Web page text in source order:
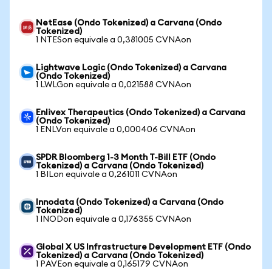
NetEase (Ondo Tokenized) a Carvana (Ondo
Tokenized)
1 NTESon equivale a 0,381005 CVNAon
Lightwave Logic (Ondo Tokenized) a Carvana
(Ondo Tokenized)
1 LWLGon equivale a 0,021588 CVNAon
Enlivex Therapeutics (Ondo Tokenized) a Carvana
(Ondo Tokenized)
1 ENLVon equivale a 0,000406 CVNAon
SPDR Bloomberg 1-3 Month T-Bill ETF (Ondo
Tokenized) a Carvana (Ondo Tokenized)
1 BILon equivale a 0,261011 CVNAon
Innodata (Ondo Tokenized) a Carvana (Ondo
Tokenized)
1 INODon equivale a 0,176355 CVNAon
Global X US Infrastructure Development ETF (Ondo
Tokenized) a Carvana (Ondo Tokenized)
1 PAVEon equivale a 0,165179 CVNAon